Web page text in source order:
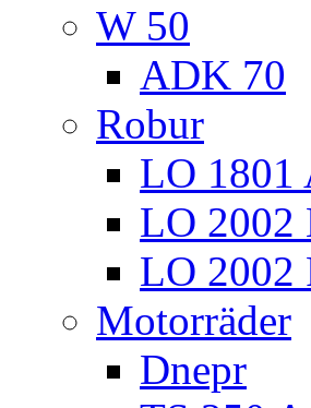
W 50
ADK 70
Robur
LO 1801
LO
LO 2002
Motorräder
Dnepr